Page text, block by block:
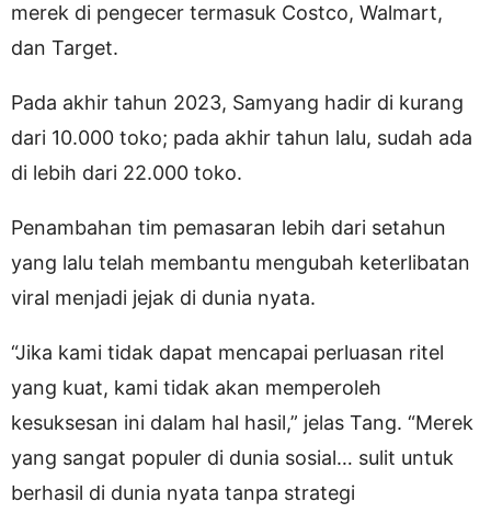
merek di pengecer termasuk Costco, Walmart,
dan Target.
Pada akhir tahun 2023, Samyang hadir di kurang
dari 10.000 toko; pada akhir tahun lalu, sudah ada
di lebih dari 22.000 toko.
Penambahan tim pemasaran lebih dari setahun
yang lalu telah membantu mengubah keterlibatan
viral menjadi jejak di dunia nyata.
“Jika kami tidak dapat mencapai perluasan ritel
yang kuat, kami tidak akan memperoleh
kesuksesan ini dalam hal hasil,” jelas Tang. “Merek
yang sangat populer di dunia sosial… sulit untuk
berhasil di dunia nyata tanpa strategi